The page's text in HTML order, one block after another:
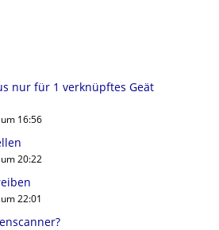
nur für 1 verknüpftes Geät
16:56
20:22
22:01